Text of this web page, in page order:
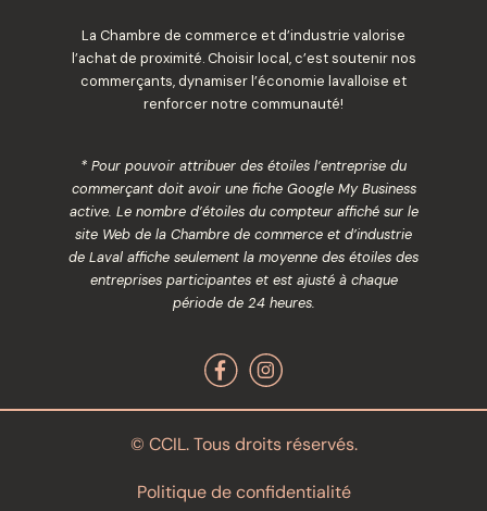
La Chambre de commerce et d’industrie valorise
l’achat de proximité. Choisir local, c’est soutenir nos
commerçants, dynamiser l’économie lavalloise et
renforcer notre communauté!
* Pour pouvoir attribuer des étoiles l’entreprise du
commerçant doit avoir une fiche Google My Business
active. Le nombre d’étoiles du compteur affiché sur le
site Web de la Chambre de commerce et d’industrie
de Laval affiche seulement la moyenne des étoiles des
entreprises participantes et est ajusté à chaque
période de 24 heures.
© CCIL. Tous droits réservés.
Politique de confidentialité